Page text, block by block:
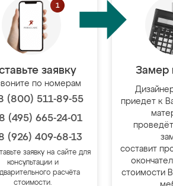
заявку
по номерам
(800) 511-89-55
(495) 665-24-01
(926) 409-68-13
заявку на сайте для
консультации и
расчёта
стоимости.
Замер
приедет к
составит
стоимости